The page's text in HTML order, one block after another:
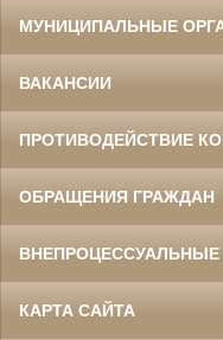
МУНИЦИПАЛЬНЫЕ
ВАКАНСИИ
ПРОТИВОДЕЙСТВИЕ
ОБРАЩЕНИЯ ГРАЖДАН
КАРТА САЙТА